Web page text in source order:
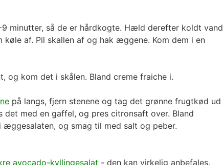
minutter, så de er hårdkogte. Hæld derefter koldt vand
køle af. Pil skallen af og hak æggene. Kom dem i en
og kom det i skålen. Bland creme fraiche i.
på langs, fjern stenene og tag det grønne frugtkød ud
det med en gaffel, og pres citronsaft over. Bland
æggesalaten, og smag til med salt og peber.
avocado-kyllingesalat - den kan virkelig anbefales.